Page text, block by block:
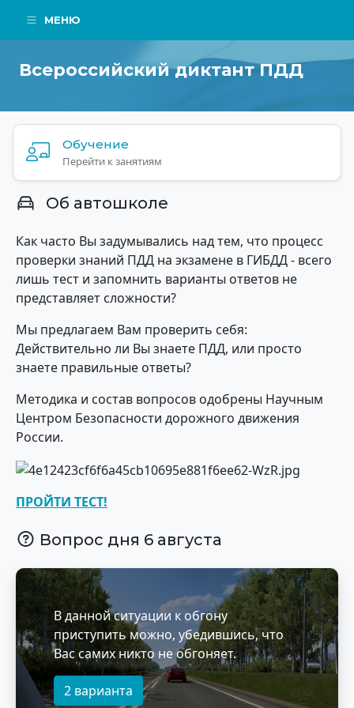
МЕНЮ
Всероссийский диктант ПДД
Обучение
Перейти к занятиям
Об автошколе
Как часто Вы задумывались над тем, что процесс
проверки знаний ПДД на экзамене в ГИБДД - всего
лишь тест и запомнить варианты ответов не
представляет сложности?
Мы предлагаем Вам проверить себя:
Действительно ли Вы знаете ПДД, или просто
знаете правильные ответы?
Методика и состав вопросов одобрены Научным
Центром Безопасности дорожного движения
России.
ПРОЙТИ ТЕСТ!
Вопрос дня 6 августа
В данной ситуации к обгону
приступить можно, убедившись, что
Вас самих никто не обгоняет.
2 варианта